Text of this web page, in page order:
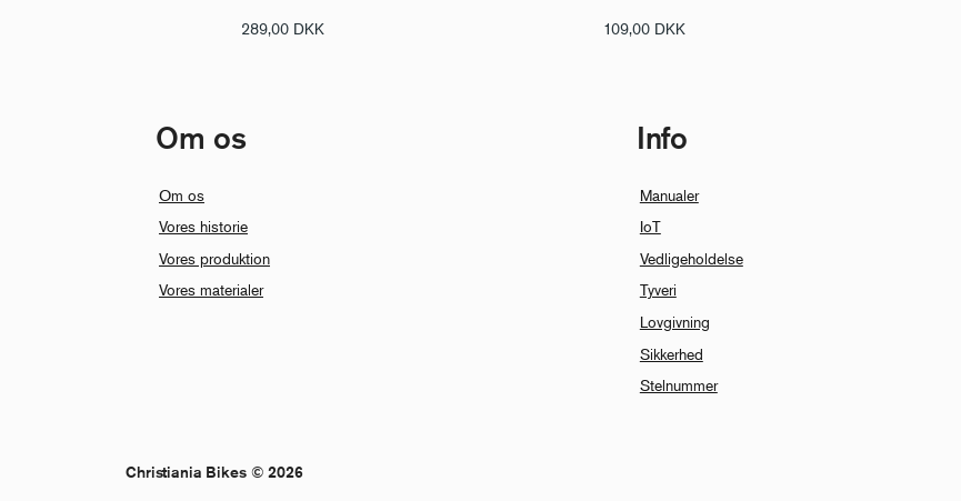
289,00 DKK 109,00 DKK
Om os
Om os
Vores historie
Vores produktion
Vores materialer
Info
Manualer
IoT
Vedligeholdelse
Tyveri
Lovgivning
Sikkerhed
Stelnummer
Christiania Bikes © 2026